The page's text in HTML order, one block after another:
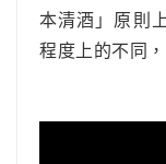
本清酒」原則
程度上的不同